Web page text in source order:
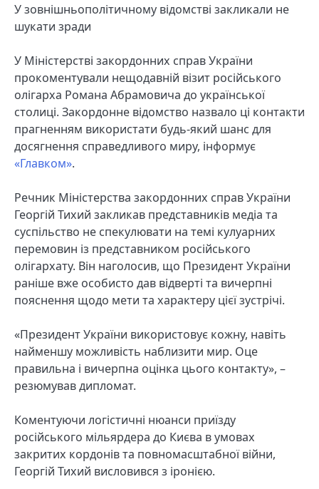
У зовнішньополітичному відомстві закликали не
шукати зради
У Міністерстві закордонних справ України
прокоментували нещодавній візит російського
олігарха Романа Абрамовича до української
столиці. Закордонне відомство назвало ці контакти
прагненням використати будь-який шанс для
досягнення справедливого миру, інформує
«Главком».
Речник Міністерства закордонних справ України
Георгій Тихий закликав представників медіа та
суспільство не спекулювати на темі кулуарних
перемовин із представником російського
олігархату. Він наголосив, що Президент України
раніше вже особисто дав відверті та вичерпні
пояснення щодо мети та характеру цієї зустрічі.
«Президент України використовує кожну, навіть
найменшу можливість наблизити мир. Оце
правильна і вичерпна оцінка цього контакту», –
резюмував дипломат.
Коментуючи логістичні нюанси приїзду
російського мільярдера до Києва в умовах
закритих кордонів та повномасштабної війни,
Георгій Тихий висловився з іронією.